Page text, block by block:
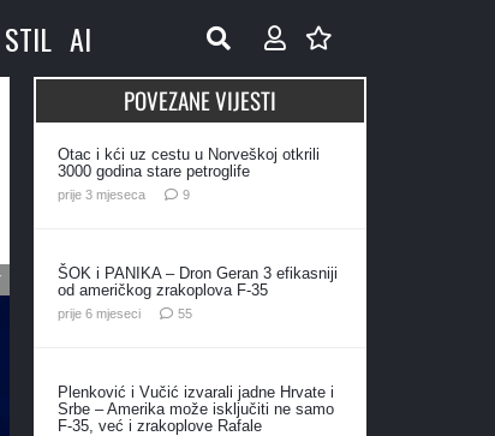
AI
POVEZANE VIJESTI
Otac i kći uz cestu u Norveškoj otkrili
3000 godina stare petroglife
prije 3 mjeseca 9komentara
ŠOK i PANIKA – Dron Geran 3 efikasniji
od američkog zrakoplova F-35
prije 6 mjeseci 55komentara
Plenković i Vučić izvarali jadne Hrvate i
Srbe – Amerika može isključiti ne samo
F-35, već i zrakoplove Rafale